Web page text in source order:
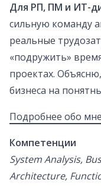
Для РП, ПМ и ИТ-
сильную команду
реальные
«подружить»
проектах.
бизнеса на
Подробнее обо мне
Компетенции
System Analysis,
Architecture,